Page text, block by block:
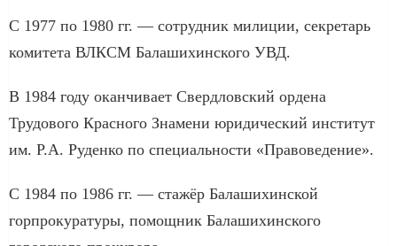
С 1977 по 1980 гг. — сотрудник милиции, секретарь
комитета ВЛКСМ Балашихинского УВД.
В 1984 году оканчивает Свердловский ордена
Трудового Красного Знамени юридический институт
им. Р.А. Руденко по специальности «Правоведение».
С 1984 по 1986 гг. — стажёр Балашихинской
горпрокуратуры, помощник Балашихинского